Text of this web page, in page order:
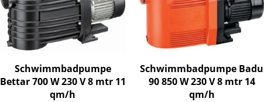
Schwimmbadpumpe
Bettar 700 W 230 V 8 mtr 11
qm/h
Schwimmbadpumpe Badu
90 850 W 230 V 8 mtr 14
qm/h